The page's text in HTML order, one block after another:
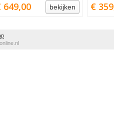
649,00 bekijken €